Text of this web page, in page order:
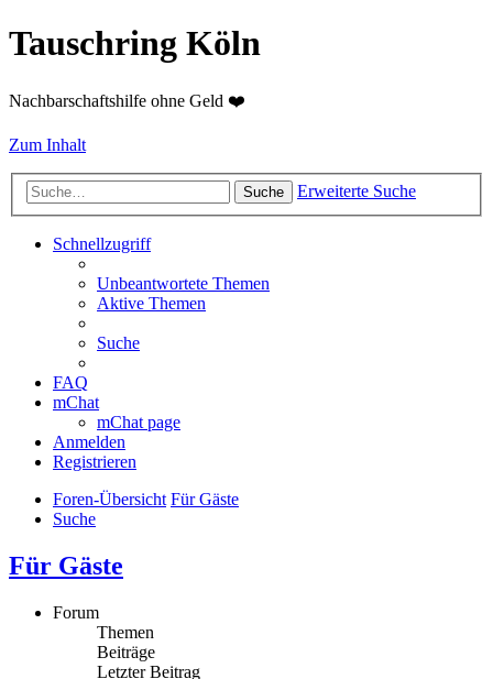
Tauschring Köln
Nachbarschaftshilfe ohne Geld ❤️
Zum Inhalt
Suche Erweiterte Suche
Schnellzugriff
Unbeantwortete Themen
Aktive Themen
Suche
FAQ
mChat
mChat page
Anmelden
Registrieren
Foren-Übersicht Für Gäste
Suche
Für Gäste
Forum
Themen
Beiträge
Letzter Beitrag